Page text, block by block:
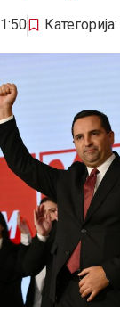
Категорија: